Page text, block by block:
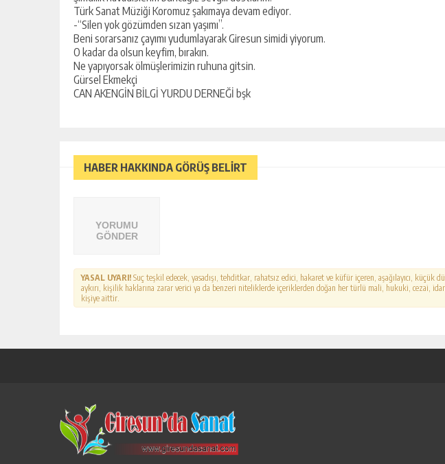
Türk Sanat Müziği Koromuz şakımaya devam ediyor.
-“Silen yok gözümden sızan yaşımı”.
Beni sorarsanız çayımı yudumlayarak Giresun simidi yiyorum.
O kadar da olsun keyfim, bırakın.
Ne yapıyorsak ölmüşlerimizin ruhuna gitsin.
Gürsel Ekmekçi
CAN AKENGİN BİLGİ YURDU DERNEĞİ bşk
HABER HAKKINDA GÖRÜŞ BELİRT
YORUMU
GÖNDER
YASAL UYARI! Suç teşkil edecek, yasadışı, tehditkar, rahatsız edici, hakaret ve küfür içeren, aşağılayıcı, küçük
aykırı, kişilik haklarına zarar verici ya da benzeri niteliklerde içeriklerden doğan her türlü mali, hukuki, cezai,
kişiye aittir.